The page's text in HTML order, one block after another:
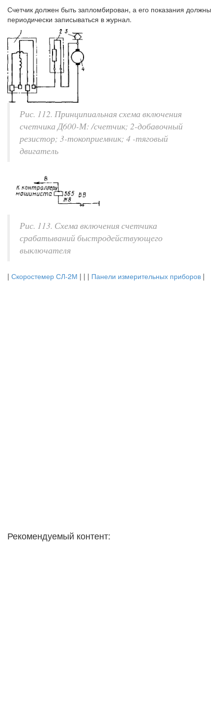
Счетчик должен быть запломбирован, а его показания должны
периодически записываться в журнал.
Рис. 112. Принципиальная схема включения
счетчика Д600-М: /счетчик; 2-добавочный
резистор; 3-токоприемник; 4 -тяговый
двигатель
Рис. 113. Схема включения счетчика
срабатываний быстродействующего
выключателя
| Скоростемер СЛ-2М | | | Панели измерительных приборов |
Рекомендуемый контент: